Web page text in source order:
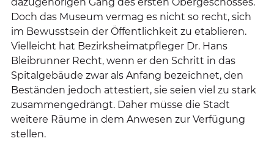
dazugehörigen Gang des ersten Obergeschosses.
Doch das Museum vermag es nicht so recht, sich
im Bewusstsein der Öffentlichkeit zu etablieren.
Vielleicht hat Bezirksheimatpfleger Dr. Hans
Bleibrunner Recht, wenn er den Schritt in das
Spitalgebäude zwar als Anfang bezeichnet, den
Beständen jedoch attestiert, sie seien viel zu stark
zusammengedrängt. Daher müsse die Stadt
weitere Räume in dem Anwesen zur Verfügung
stellen.